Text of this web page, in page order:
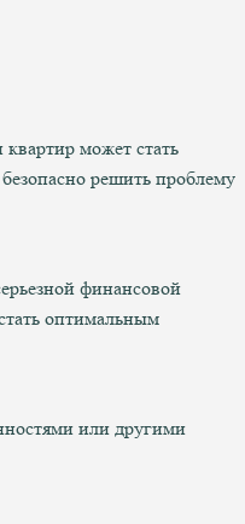
может стать
решить проблему
финансовой
оптимальным
или другими